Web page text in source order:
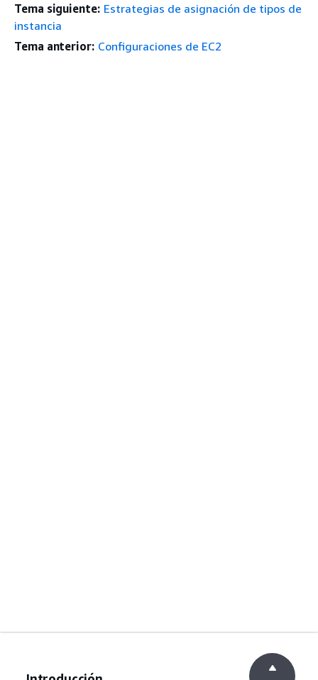
Tema siguiente: Estrategias de asignación de tipos de
instancia
Tema anterior: Configuraciones de EC2